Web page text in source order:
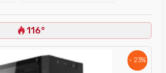
116°
- 23%